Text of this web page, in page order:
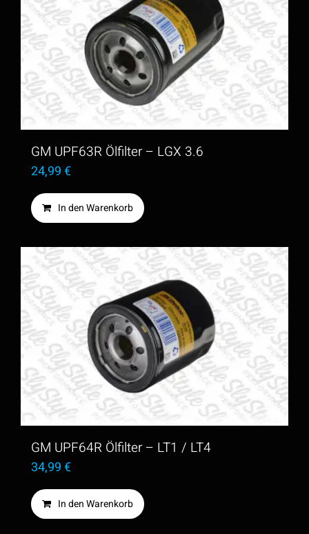
GM UPF63R Ölfilter – LGX 3.6
24,99€
In den Warenkorb
GM UPF64R Ölfilter – LT1 / LT4
34,99€
In den Warenkorb